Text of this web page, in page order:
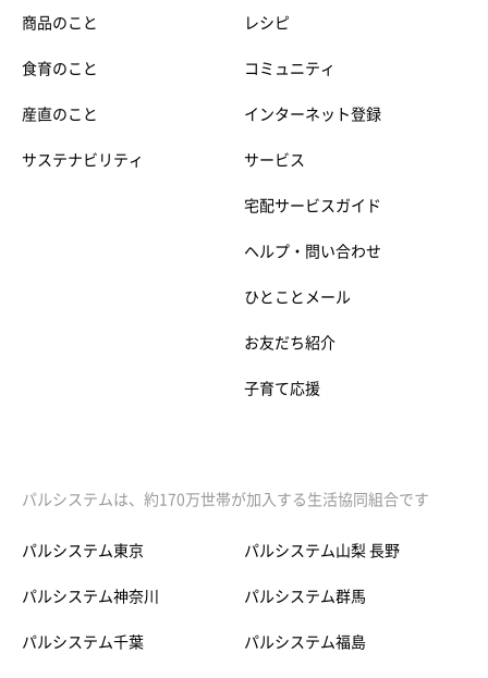
商品のこと
食育のこと
産直のこと
サステナビリティ
レシピ
コミュニティ
インターネット登録
サービス
宅配サービスガイド
ヘルプ・問い合わせ
ひとことメール
お友だち紹介
子育て応援
パルシステムは、約170万世帯が加入する生活協同組合です
パルシステム東京
パルシステム神奈川
パルシステム千葉
パルシステム山梨 長野
パルシステム群馬
パルシステム福島